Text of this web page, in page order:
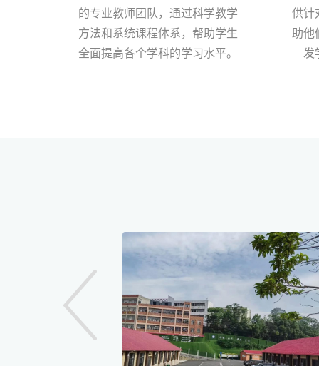
的专业教师团队，通过科学教学
方法和系统课程体系，帮助学生
全面提高各个学科的学习水平。
供针
助他
发